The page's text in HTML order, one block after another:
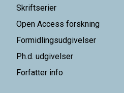
Skriftserier
Open Access forskning
Formidlingsudgivelser
Ph.d. udgivelser
Forfatter info